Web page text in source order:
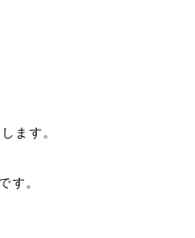
ます。
す。